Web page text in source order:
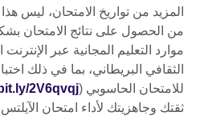
المزيد من تواريخ الامتحان، ليس
من الحصول على نتائج الامتحان
موارد التعليم المجانية عبر
الثقافي البريطاني، بما في ذلك
للامتحان الحاسوبي (2V6qvqj
ثقتك وجاهزيتك لأداء امتحان